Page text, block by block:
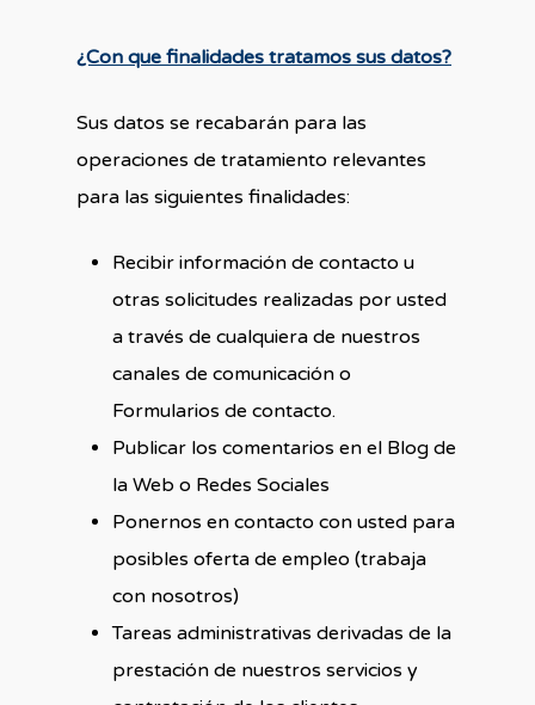
¿Con que finalidades tratamos sus datos?
Sus datos se recabarán para las
operaciones de tratamiento relevantes
para las siguientes finalidades:
Recibir información de contacto u
otras solicitudes realizadas por usted
a través de cualquiera de nuestros
canales de comunicación o
Formularios de contacto.
Publicar los comentarios en el Blog de
la Web o Redes Sociales
Ponernos en contacto con usted para
posibles oferta de empleo (trabaja
con nosotros)
Tareas administrativas derivadas de la
prestación de nuestros servicios y